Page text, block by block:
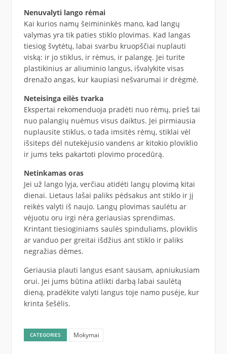
Nenuvalyti lango rėmai
Kai kurios namų šeimininkės mano, kad langų
valymas yra tik paties stiklo plovimas. Kad langas
tiesiog švytėtų, labai svarbu kruopščiai nuplauti
viską: ir jo stiklus, ir rėmus, ir palangę. Jei turite
plastikinius ar aliuminio langus, išvalykite visas
drenažo angas, kur kaupiasi nešvarumai ir drėgmė.
Neteisinga eilės tvarka
Ekspertai rekomenduoja pradėti nuo rėmų, prieš tai
nuo palangių nuėmus visus daiktus. Jei pirmiausia
nuplausite stiklus, o tada imsitės rėmų, stiklai vėl
išsiteps dėl nutekėjusio vandens ar kitokio ploviklio
ir jums teks pakartoti plovimo procedūrą.
Netinkamas oras
Jei už lango lyja, verčiau atidėti langų plovimą kitai
dienai. Lietaus lašai paliks pėdsakus ant stiklo ir jį
reikės valyti iš naujo. Langų plovimas saulėtu ar
vėjuotu oru irgi nėra geriausias sprendimas.
Krintant tiesioginiams saulės spinduliams, ploviklis
ar vanduo per greitai išdžius ant stiklo ir paliks
negražias dėmes.
Geriausia plauti langus esant sausam, apniukusiam
orui. Jei jums būtina atlikti darbą labai saulėtą
dieną, pradėkite valyti langus toje namo pusėje, kur
krinta šešėlis.
CATEGORIES Mokymai